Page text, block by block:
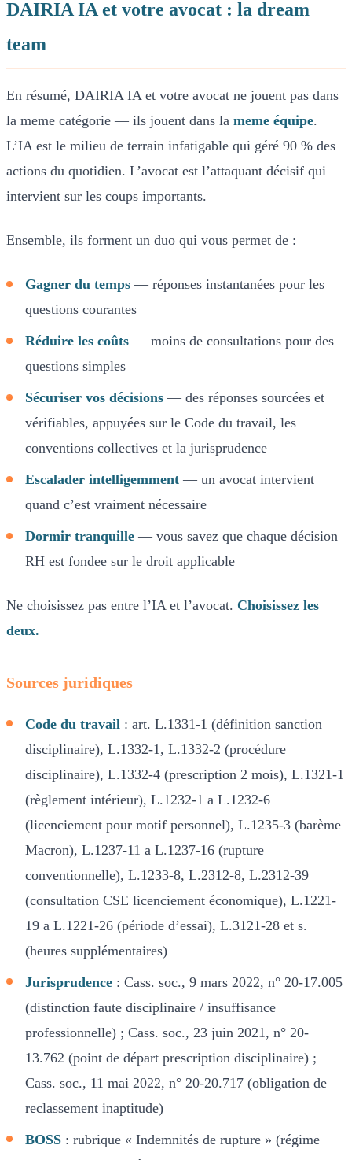
DAIRIA IA et votre avocat : la dream
team
En résumé, DAIRIA IA et votre avocat ne jouent pas dans
la meme catégorie — ils jouent dans la meme équipe.
L’IA est le milieu de terrain infatigable qui géré 90 % des
actions du quotidien. L’avocat est l’attaquant décisif qui
intervient sur les coups importants.
Ensemble, ils forment un duo qui vous permet de :
Gagner du temps — réponses instantanées pour les
questions courantes
Réduire les coûts — moins de consultations pour des
questions simples
Sécuriser vos décisions — des réponses sourcées et
vérifiables, appuyées sur le Code du travail, les
conventions collectives et la jurisprudence
Escalader intelligemment — un avocat intervient
quand c’est vraiment nécessaire
Dormir tranquille — vous savez que chaque décision
RH est fondee sur le droit applicable
Ne choisissez pas entre l’IA et l’avocat. Choisissez les
deux.
Sources juridiques
Code du travail : art. L.1331-1 (définition sanction
disciplinaire), L.1332-1, L.1332-2 (procédure
disciplinaire), L.1332-4 (prescription 2 mois), L.1321-1
(règlement intérieur), L.1232-1 a L.1232-6
(licenciement pour motif personnel), L.1235-3 (barème
Macron), L.1237-11 a L.1237-16 (rupture
conventionnelle), L.1233-8, L.2312-8, L.2312-39
(consultation CSE licenciement économique), L.1221-
19 a L.1221-26 (période d’essai), L.3121-28 et s.
(heures supplémentaires)
Jurisprudence : Cass. soc., 9 mars 2022, n° 20-17.005
(distinction faute disciplinaire / insuffisance
professionnelle) ; Cass. soc., 23 juin 2021, n° 20-
13.762 (point de départ prescription disciplinaire) ;
Cass. soc., 11 mai 2022, n° 20-20.717 (obligation de
reclassement inaptitude)
BOSS : rubrique « Indemnités de rupture » (régime